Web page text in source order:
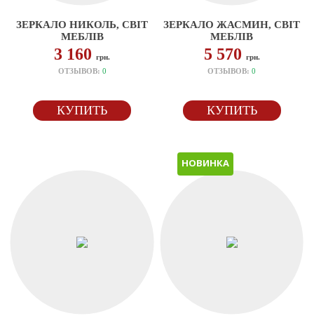
ЗЕРКАЛО НИКОЛЬ, СВІТ
МЕБЛІВ
3 160грн.
ОТЗЫВОВ: 0
КУПИТЬ
ЗЕРКАЛО ЖАСМИН, СВІТ
МЕБЛІВ
5 570 грн.
ОТЗЫВОВ:0
КУПИТЬ
НОВИНКА